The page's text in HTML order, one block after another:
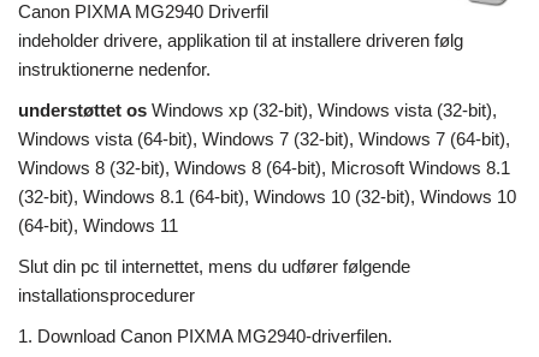
Canon PIXMA MG2940 Driverfil
indeholder drivere, applikation til at installere driveren følg
instruktionerne nedenfor.
understøttet os Windows xp (32-bit), Windows vista (32-bit),
Windows vista (64-bit), Windows 7 (32-bit), Windows 7 (64-bit),
Windows 8 (32-bit), Windows 8 (64-bit), Microsoft Windows 8.1
(32-bit), Windows 8.1 (64-bit), Windows 10 (32-bit), Windows 10
(64-bit), Windows 11
Slut din pc til internettet, mens du udfører følgende
installationsprocedurer
1. Download Canon PIXMA MG2940-driverfilen.